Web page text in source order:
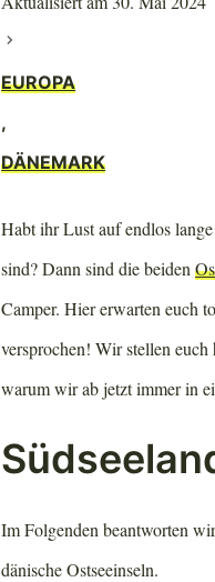
EUROPA
,
DÄNEMARK
Habt ihr Lust auf endlos
sind? Dann sind die beiden
Camper. Hier erwarten euch
versprochen! Wir stellen
warum wir ab jetzt immer in
Im Folgenden beantworten
dänische Ostseeinseln.